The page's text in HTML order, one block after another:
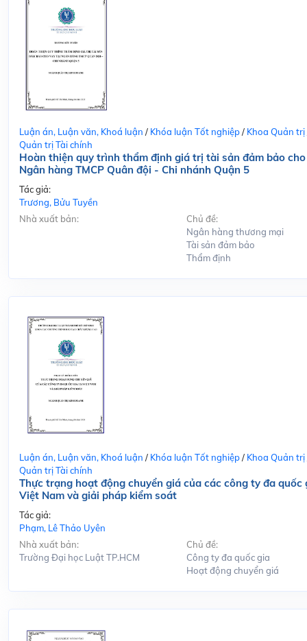
Luận án, Luận văn, Khoá luận / Khóa luận Tốt nghiệp/ Khoa Quản trị
Quản trị Tài chính
Hoàn thiện quy trình thẩm định giá trị tài sản đảm bảo
Ngân hàng TMCP Quân đội - Chi nhánh Quận 5
Tác giả:
Trương, Bửu Tuyền
Nhà xuất bản:
Chủ đề:
Ngân hàng thương mại
Tài sản đảm bảo
Thẩm định
Luận án, Luận văn, Khoá luận / Khóa luận Tốt nghiệp/ Khoa Quản trị
Quản trị Tài chính
Thực trạng hoạt động chuyển giá của các công ty đa quốc
Việt Nam và giải pháp kiểm soát
Tác giả:
Phạm, Lê Thảo Uyên
Nhà xuất bản:
Trường Đại học Luật TP.HCM
Chủ đề:
Công ty đa quốc gia
Hoạt động chuyển giá